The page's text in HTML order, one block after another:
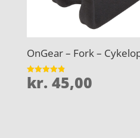
OnGear – Fork –
Vurderet
4.9
kr. 45,00